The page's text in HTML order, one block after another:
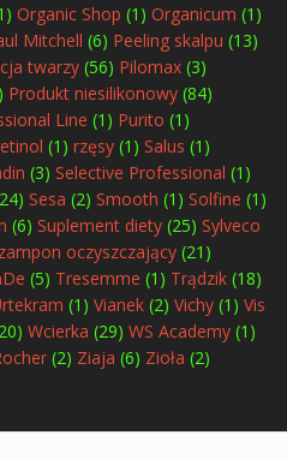
Organic Shop (1) Organicum (1)
Mitchell (6) Peeling skalpu (13)
twarzy (56) Pilomax (3)
Produkt niesilikonowy (84)
Line (1) Purito (1)
(1) rzęsy (1) Salus (1)
(3) Selective Professional (1)
Sesa (2) Smooth (1) Solfine (1)
(6) Suplement diety (25) Sylveco
oczyszczający (21)
(5) Tresemme (1) Trądzik (18)
(1) Vianek (2) Vichy (1) Vis
Wcierka (29) WS Academy (1)
(2) Ziaja (6) Zioła (2)